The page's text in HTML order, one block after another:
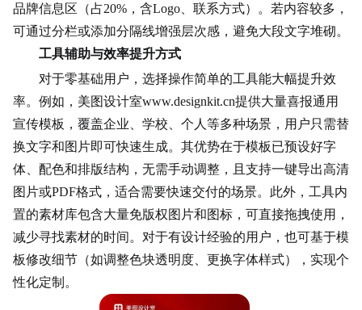
品牌信息区（占20%，含Logo、 联系方式）。若内容较多，
可通过分栏或添加分隔线增强层次感，避免大段文字堆砌。
工具辅助与效率提升方式
对于零基础用户，选择操作简单的工具能大幅提升效
率。例如，美图设计室www.designkit.cn提供大量喜报通用
宣传模板，覆盖企业、学校、个人等多种场景，用户只需替
换文字和图片即可快速生成。其优势在于模板已预设好字
体、配色和排版结构，无需手动调整，且支持一键导出高清
图片或PDF格式，适合需要快速交付的场景。此外，工具内
置的素材库包含大量免版权图片和图标，可直接拖拽使用，
减少寻找素材的时间。对于有设计经验的用户，也可基于模
板修改细节（如调整色块透明度、更换字体样式），实现个
性化定制。